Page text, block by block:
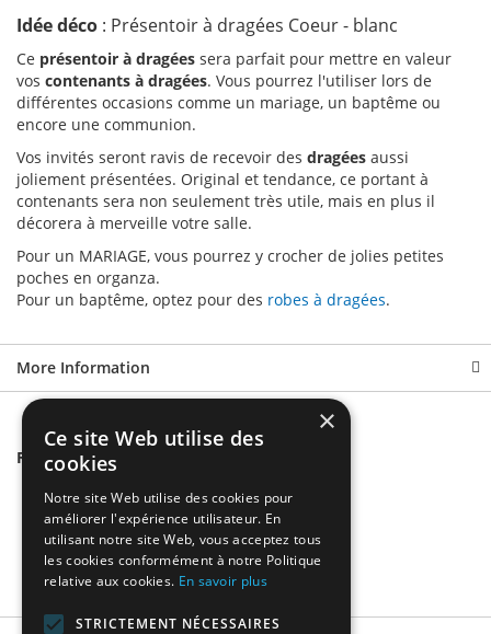
Idée déco : Présentoir à dragées Coeur - blanc
Ce présentoir à dragées sera parfait pour mettre en valeur
vos contenants à dragées. Vous pourrez l'utiliser lors de
différentes occasions comme un mariage, un baptême ou
encore une communion.
Vos invités seront ravis de recevoir des dragées aussi
joliement présentées. Original et tendance, ce portant à
contenants sera non seulement très utile, mais en plus il
décorera à merveille votre salle.
Pour un MARIAGE, vous pourrez y crocher de jolies petites
poches en organza.
Pour un baptême, optez pour des robes à dragées.
More Information
Related Products
×
Ce site Web utilise des
cookies
Notre site Web utilise des cookies pour
améliorer l'expérience utilisateur. En
utilisant notre site Web, vous acceptez tous
les cookies conformément à notre Politique
relative aux cookies. En savoir plus
STRICTEMENT NÉCESSAIRES